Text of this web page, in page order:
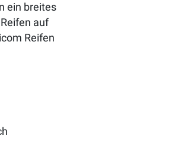
ein breites
auf
Reifen